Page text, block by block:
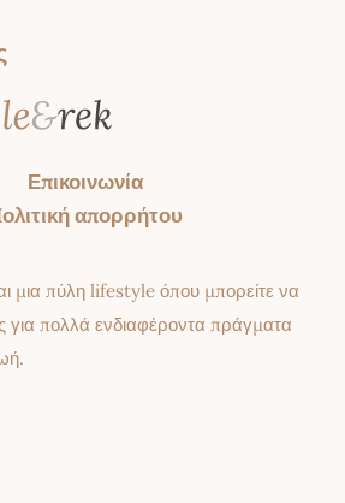
Επικοινωνία
απορρήτου
μια πύλη lifestyle όπου μπορείτε να
για πολλά ενδιαφέροντα πράγματα